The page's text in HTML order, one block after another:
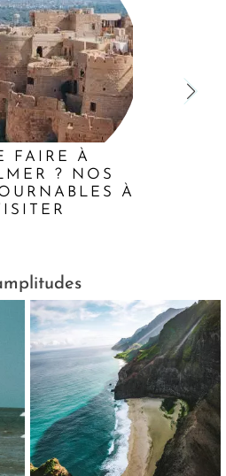
FAIRE À
? NOS
À